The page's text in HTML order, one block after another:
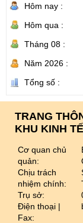
Hôm nay :
Hôm qua :
Tháng 08 :
Năm 2026 :
Tổng số :
TRANG
KHU KINH
Cơ quan chủ
quản:
Chịu trách
nhiệm chính:
Trụ sở:
Điện thoại |
Fax: